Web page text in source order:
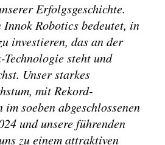
Erfolgsgeschichte.
Robotics bedeutet, in
investieren, das an der
steht und
Unser starkes
mit Rekord-
soeben abgeschlossenen
und unsere führenden
zu einem attraktiven